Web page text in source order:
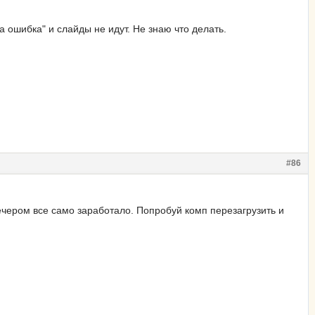
ошибка" и слайды не идут. Не знаю что делать.
#86
все само заработало. Попробуй комп перезагрузить и